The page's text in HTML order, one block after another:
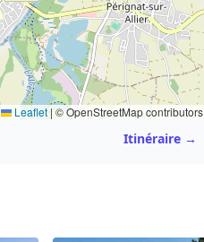
Leaflet | © OpenStreetMap contributors
Itinéraire →